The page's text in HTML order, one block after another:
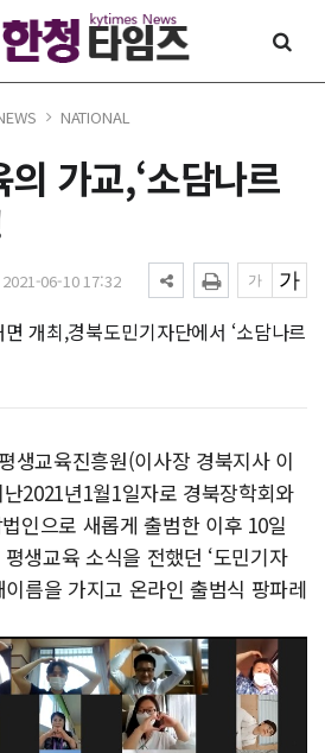
NATIONAL
가교,‘소담나르
2021-06-10 17:32
개최,경북도민기자단에서 ‘소담나르
생교육진흥원(이사장 경북지사 이
2021년1월1일자로 경북장학회와
인으로 새롭게 출범한 이후 10일
생교육 소식을 전했던 ‘도민기자
이름을 가지고 온라인 출범식 팡파레